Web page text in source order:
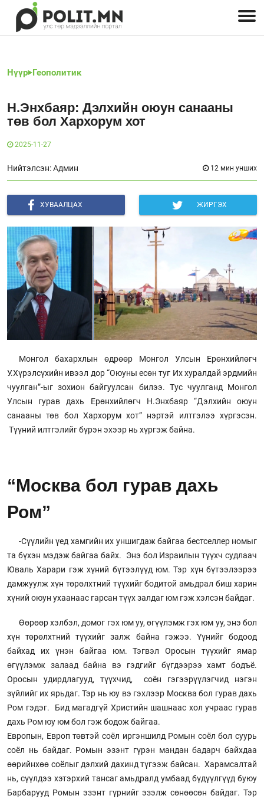
Нүүр Геополитик
Н.Энхбаяр: Дэлхийн оюун санааны
төв бол Хархорум хот
2025-11-27
Нийтэлсэн: Админ 12 мин унших
ХУВААЛЦАХ ЖИРГЭХ
Монгол бахархлын өдрөөр Монгол Улсын Ерөнхийлөгч
У.Хүрэлсүхийн ивээл дор “Оюуны есөн туг Их хуралдай эрдмийн
чуулган”-ыг зохион байгуулсан билээ. Тус чуулганд Монгол
Улсын гурав дахь Ерөнхийлөгч Н.Энхбаяр “Дэлхийн оюун
санааны төв бол Хархорум хот” нэртэй илтгэлээ хүргэсэн.
Түүний илтгэлийг бүрэн эхээр нь хүргэж байна.
“Москва бол гурав дахь
Ром”
-Сүүлийн үед хамгийн их уншигдаж байгаа бестселлер номыг
та бүхэн мэдэж байгаа байх. Энэ бол Израилын түүхч судлаач
Юваль Харари гэж хүний бүтээлүүд юм. Тэр хүн бүтээлээрээ
дамжуулж хүн төрөлхтний түүхийг бодитой амьдрал биш харин
хүний оюун ухаанаас гарсан түүх залдаг юм гэж хэлсэн байдаг.
Өөрөөр хэлбэл, домог гэх юм уу, өгүүлэмж гэх юм уу, энэ бол
хүн төрөлхтний түүхийг залж байна гэжээ. Үүнийг бодоод
байхад их үнэн байгаа юм. Тэгвэл Оросын түүхийг ямар
өгүүлэмж залаад байна вэ гэдгийг бүгдээрээ хамт бодъё.
Оросын удирдлагууд, түүхчид, соён гэгээрүүлэгчид нэгэн
зүйлийг их ярьдаг. Тэр нь юу вэ гэхлээр Москва бол гурав дахь
Ром гэдэг. Бид магадгүй Христийн шашнаас хол учраас гурав
дахь Ром юу юм бол гэж бодож байгаа.
Европын, Европ төвтэй соёл иргэншилд Ромын соёл бол суурь
соёл нь байдаг. Ромын эзэнт гүрэн мандан бадарч байхдаа
өөрийнхөө соёлыг дэлхий дахинд түгээж байсан. Харамсалтай
нь, сүүлдээ хэтэрхий тансаг амьдралд умбаад бүдүүлгүүд буюу
Барбарууд Ромын эзэнт гүрнийг эзэлж сөнөөсөн байдаг. Тэр